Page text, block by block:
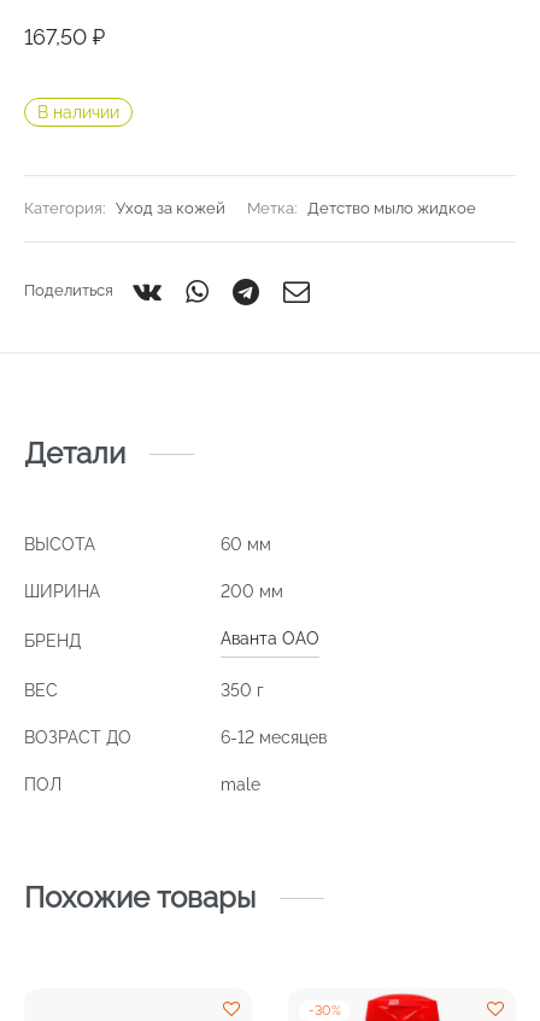
167,50 ₽
В наличии
Категория: Уход за кожей Метка: Детство мыло жидкое
Поделиться
Детали
ВЫСОТА 60 мм
ШИРИНА 200 мм
БРЕНД Аванта ОАО
ВЕС 350 г
ВОЗРАСТ ДО 6-12 месяцев
ПОЛ male
Похожие товары
-30%